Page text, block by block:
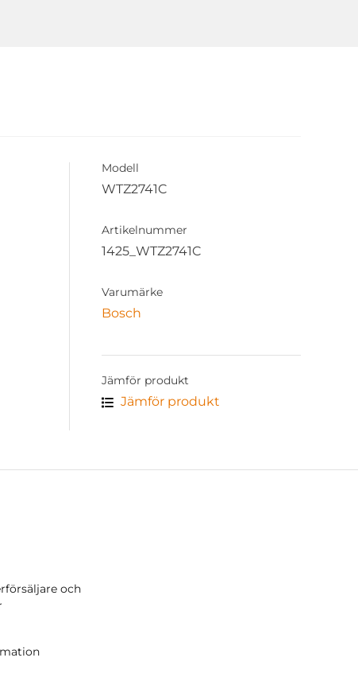
Modell
WTZ2741C
Artikelnummer
1425_WTZ2741C
Varumärke
Bosch
Jämför produkt
Jämför produkt
och